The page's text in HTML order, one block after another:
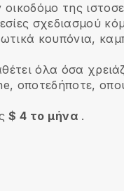
οικοδόμο της
σχεδιασμού
κουπόνια,
όλα όσα
οποτεδήποτε,
$ 4 το μήνα.